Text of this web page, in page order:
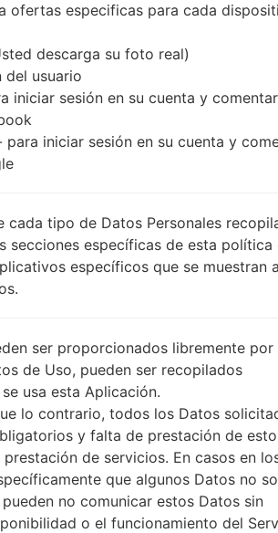
ofertas especificas para cada
descarga su foto real)
usuario
iniciar sesión en su cuenta y comentar
iniciar sesión en su cuenta y
cada tipo de Datos Personales
secciones específicas de esta política
específicos que se muestran
ser proporcionados libremente por
de Uso, pueden ser recopilados
usa esta Aplicación.
lo contrario, todos los Datos
y falta de prestación de
de servicios. En casos en
que algunos Datos no
no comunicar estos Datos sin
o el funcionamiento del